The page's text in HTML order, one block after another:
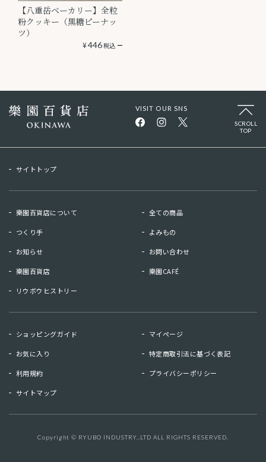
樂園CAFE
【八重岳ベーカリー】全粒
粉クッキー（黒糖ピーナッ
ツ）
¥446税込
VISIT OUR SNS
SCROLL
TOP
サイトトップ
樂園百貨店について 全ての商品
つくり手 よみもの
お知らせ お問い合わせ
樂園百貨店 樂園CAFÉ
リウボウヒストリー
ショッピングガイド マイページ
お気に入り 特定商取引法に基づく表記
利用規約 プライバシーポリシー
サイトマップ
Copyright © RYUBO INDUSTRY.,LTD ALL RIGHTS RESERVED.